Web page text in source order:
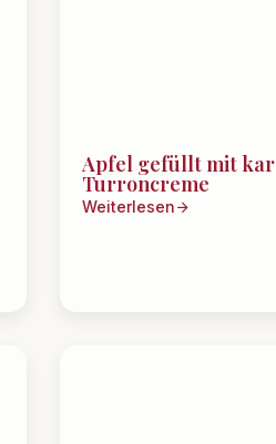
Apfel gefüllt mit
Turroncreme
Weiterlesen